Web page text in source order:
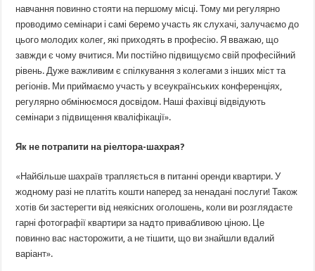
навчання повинно стояти на першому місці. Тому ми регулярно
проводимо семінари і самі беремо участь як слухачі, залучаємо до
цього молодих колег, які приходять в професію. Я вважаю, що
завжди є чому вчитися. Ми постійно підвищуємо свій професійний
рівень. Дуже важливим є спілкування з колегами з інших міст та
регіонів. Ми приймаємо участь у всеукраїнських конференціях,
регулярно обмінюємося досвідом. Наші фахівці відвідують
семінари з підвищення кваліфікації».
Як не потрапити на ріелтора-шахрая?
«Найбільше шахраїв трапляється в питанні оренди квартири. У
жодному разі не платіть кошти наперед за ненадані послуги! Також
хотів би застерегти від неякісних оголошень, коли ви розглядаєте
гарні фотографії квартири за надто привабливою ціною. Це
повинно вас насторожити, а не тішити, що ви знайшли вдалий
варіант».